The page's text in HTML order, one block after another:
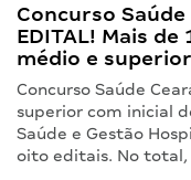
Concurso Saúde
EDITAL! Mais
médio e
Concurso Saúde
superior com inicial
Saúde e Gestão
oito editais. No